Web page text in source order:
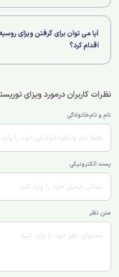
داشتن دعوت نامه از شرکت مسافرتی
آیا می توان برای گرفتن ویزای
اقدام کرد؟
نظرات کاربران درمورد ویزای
نام و نام‌خانوادگی
پست الکترونیکی
متن نظر